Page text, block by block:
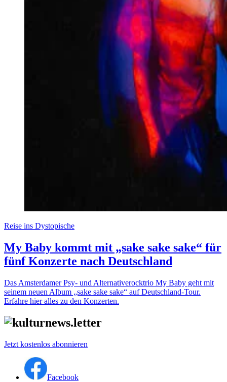
Reise ins Dystopische
My Baby kommt mit „sake sake sake“ für
fünf Konzerte nach Deutschland
Das Amsterdamer Psy- und Alternativerocktrio My Baby geht mit
seinem neuen Album „sake sake sake“ auf Deutschland-Tour.
Erfahre hier alles zu den Konzerten.
Jetzt kostenlos abonnieren
Facebook